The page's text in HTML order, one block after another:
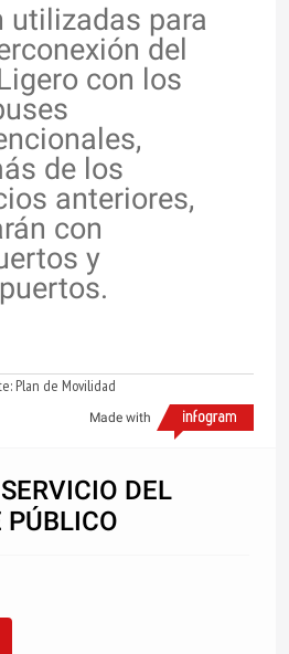
utilizadas para
del
con los
de los
anteriores,
con
y
Plan de Movilidad
Made with
DEL
PÚBLICO